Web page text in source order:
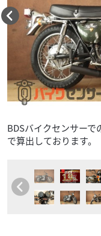
BDSバイクセンサー
で算出しております。